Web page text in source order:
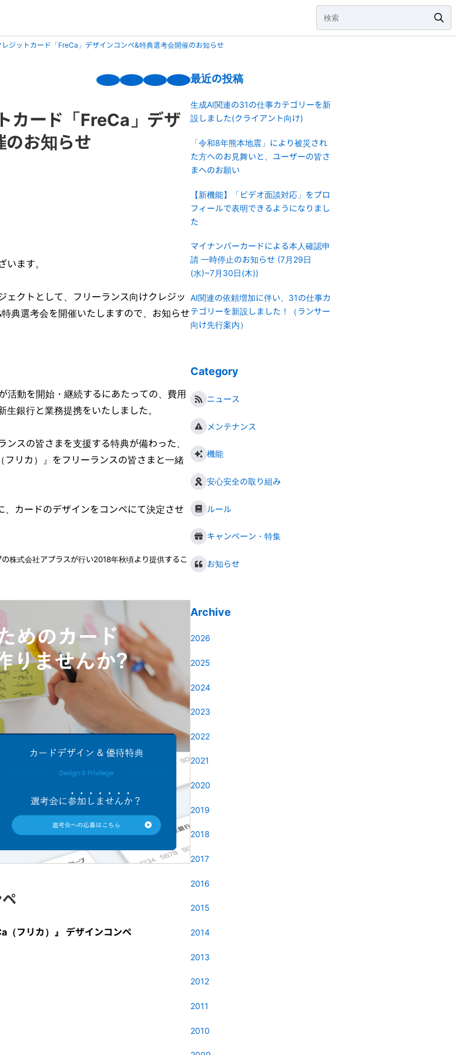
ジットカード「FreCa」デザインコンペ&特典選考会開催のお知らせ
カード「FreCa」デザ
のお知らせ
ます。
ェクトとして、フリーランス向けクレジッ
典選考会を開催いたしますので、お知らせ
活動を開始・継続するにあたっての、費用
銀行と業務提携をいたしました。
スの皆さまを支援する特典が備わった、
リカ）』をフリーランスの皆さまと一緒
、カードのデザインをコンペにて決定させ
株式会社アプラスが行い2018年秋頃より提供するこ
フリカ）』 デザインコンペ
最近の投稿
生成AI関連の31の仕事カテゴリーを新
設しました(クライアント向け)
「令和8年熊本地震」により被災され
た方へのお見舞いと、ユーザーの皆さ
まへのお願い
【新機能】「ビデオ面談対応」をプロ
フィールで表明できるようになりまし
た
マイナンバーカードによる本人確認申
請 一時停止のお知らせ (7月29日
(水)~7月30日(木))
AI関連の依頼増加に伴い、31の仕事カ
テゴリーを新設しました！（ランサー
向け先行案内）
Category
ニュース
メンテナンス
機能
安心安全の取り組み
ルール
キャンペーン・特集
お知らせ
Archive
2026
2025
2024
2023
2022
2021
2020
2019
2018
2017
2016
2015
2014
2013
2012
2011
2010